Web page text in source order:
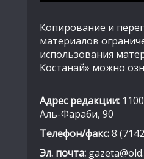
Копирование и
материалов
использования
Костанай» можно
Адрес редакции:
Аль-Фараби, 90
Телефон/факс:8
Эл. почта: